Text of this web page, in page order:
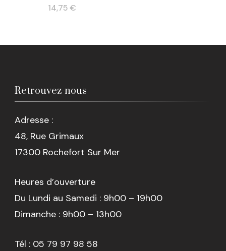
14,75 €
Retrouvez-nous
Adresse :
48, Rue Grimaux
17300 Rochefort Sur Mer
Heures d’ouverture
Du Lundi au Samedi : 9h00 – 19h00
Dimanche : 9h00 – 13h00
Tél : 05 79 97 98 58